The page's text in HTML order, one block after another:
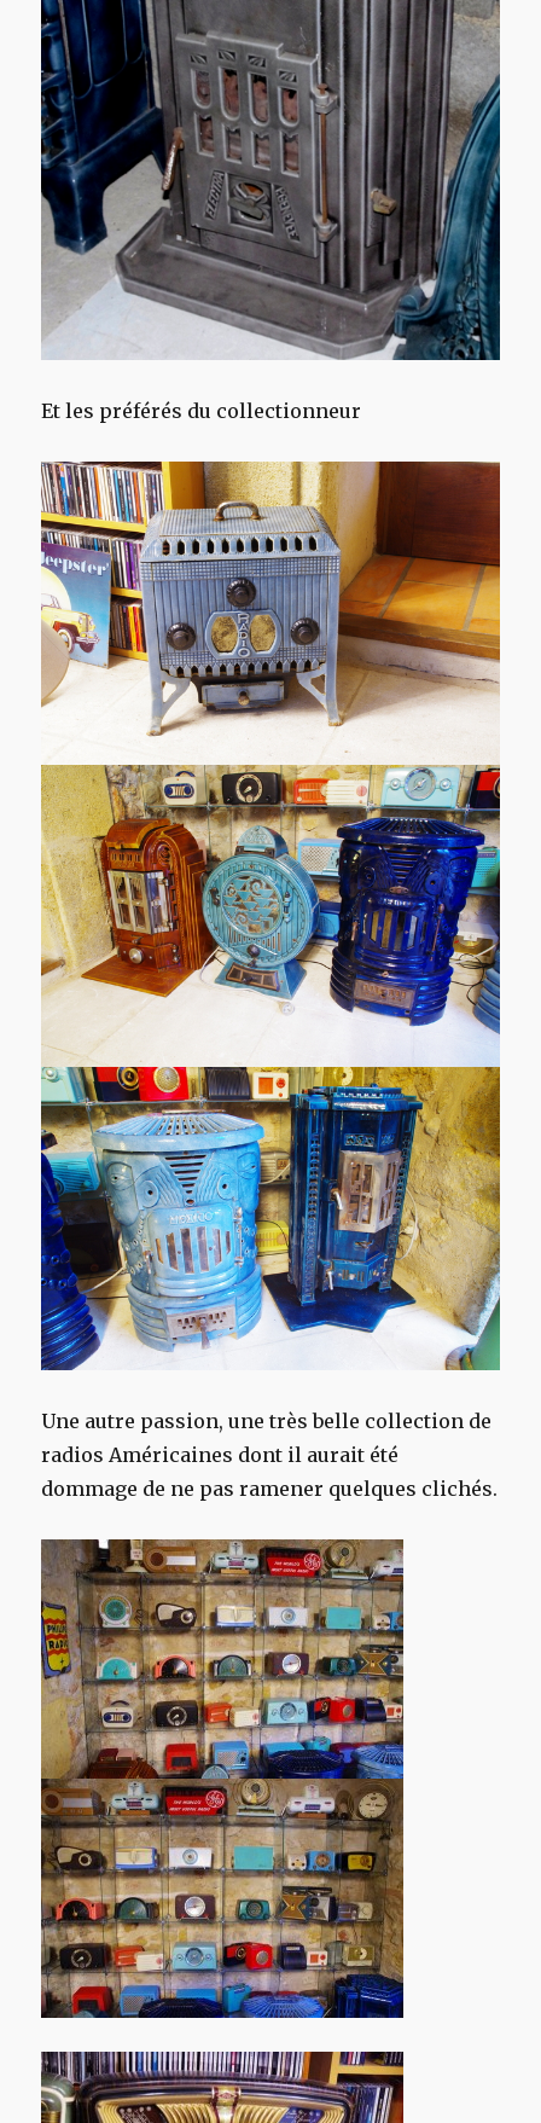
Et les préférés du collectionneur
Une autre passion, une très belle collection de
radios Américaines dont il aurait été
dommage de ne pas ramener quelques clichés.